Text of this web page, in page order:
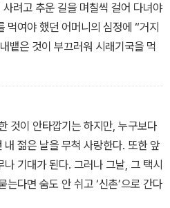
려고 추운 길을 며칠씩 걸어 다녀야
먹여야 했던 어머니의 심정에 “거지
뱉은 것이 부끄러워 시래기국을 먹
것이 안타깝기는 하지만, 누구보다
젊은 날을 무척 사랑한다. 또한 앞
기대가 된다. 그러나 그날, 그 택시
는다면 숨도 안 쉬고 ‘신촌’으로 간다